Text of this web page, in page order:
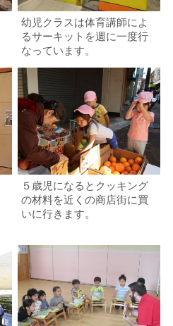
幼児クラスは体育講師によ
るサーキットを週に一度行
なっています。
５歳児になるとクッキング
の材料を近くの商店街に買
いに行きます。